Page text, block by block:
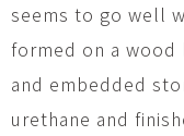
seems to go well
formed on a
and embedded
urethane and